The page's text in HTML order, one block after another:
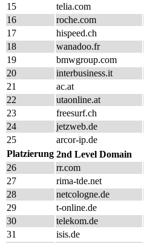
15
telia.com
16
roche.com
17
hispeed.ch
18
wanadoo.fr
19
bmwgroup.com
20
interbusiness.it
21
ac.at
22
utaonline.at
23
freesurf.ch
24
jetzweb.de
25
arcor-ip.de
Platzierung 2nd Level Domain
26
rr.com
27
rima-tde.net
28
netcologne.de
29
t-online.de
30
telekom.de
31
isis.de